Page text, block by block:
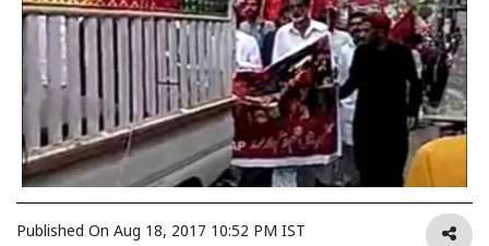
Published On Aug 18, 2017 10:52 PM IST